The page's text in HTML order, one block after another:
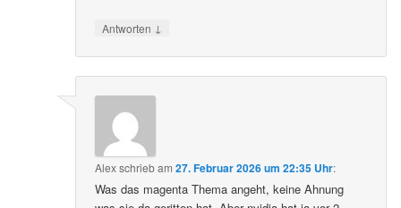
Antworten ↓
Alexschriebam27. Februar 2026 um 22:35 Uhr:
Was das magenta Thema angeht, keine Ahnung